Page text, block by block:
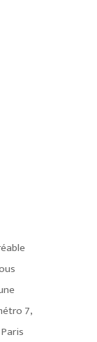
7,